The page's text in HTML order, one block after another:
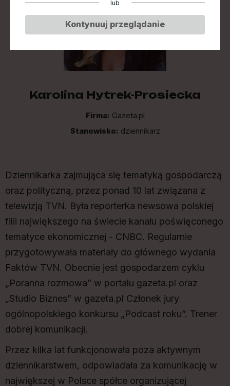
Karolina Hytrek-Prosiecka
Firma: Gazeta.pl
Stanowisko: dziennikarz
Dziennikarka zajmująca się tematyką gospodarczą
oraz polityczną, przez ponad 10 lat związana z
telewizją TVN. Była reporterka newsowa polskiej
filii największego na świecie kanału poświęconego
tematyce ekonomicznej - CNBC. Regularnie
przygotowywała materiały do głównego wydania
Faktów TVN. Obecnie jest gospodarzem cyklu
„Poranna rozmowa” w portalu gazeta.pl oraz
„Studio Biznes” w gazeta.pl Członek jury
ogólnopolskiego konkursu „Podcast roku”. Trener
dobrej komunikacji.
Przez kilka lat funkcjonowała poza aktywnym
dziennikarstwem, odpowiadała za komunikację w
największej w Polsce spółce organizującej
lub
Kontynuuj przeglądanie